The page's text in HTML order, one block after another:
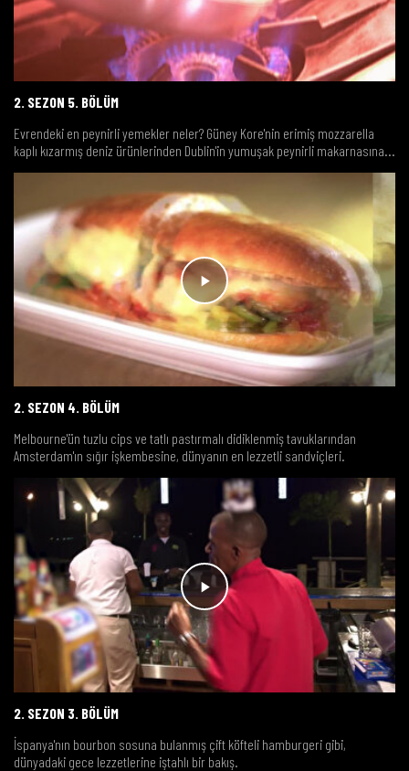
2. SEZON 5. BÖLÜM
Evrendeki en peynirli yemekler neler? Güney Kore'nin erimiş mozzarella
kaplı kızarmış deniz ürünlerinden Dublin'in yumuşak peynirli makarnasına...
2. SEZON 4. BÖLÜM
Melbourne'ün tuzlu cips ve tatlı pastırmalı didiklenmiş tavuklarından
Amsterdam'ın sığır işkembesine, dünyanın en lezzetli sandviçleri.
2. SEZON 3. BÖLÜM
İspanya'nın bourbon sosuna bulanmış çift köfteli hamburgeri gibi,
dünyadaki gece lezzetlerine iştahlı bir bakış.